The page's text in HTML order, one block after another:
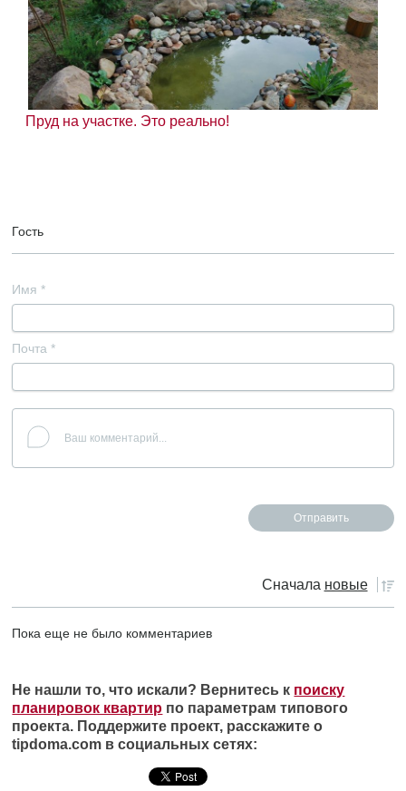
Пруд на участке. Это реально!
Гость
Имя *
Почта *
Сначала новые
Пока еще не было комментариев
Не нашли то, что искали? Вернитесь к поиску
планировок квартир по параметрам типового
проекта. Поддержите проект, расскажите о
tipdoma.com в социальных сетях: